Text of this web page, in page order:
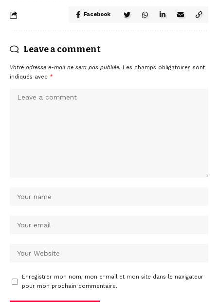
Facebook
Leave a comment
Votre adresse e-mail ne sera pas publiée. Les champs obligatoires sont
indiqués avec *
Enregistrer mon nom, mon e-mail et mon site dans le navigateur
pour mon prochain commentaire.